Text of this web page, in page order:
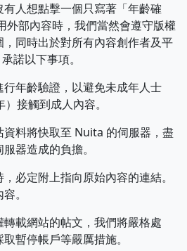
人想點擊一個只寫著「年齡確
外部內容時，我們當然會遵守版權
同時出於對所有內容創作者及平
諾以下事項。
年齡驗證，以避免未成年人士
）接觸到成人內容。
料將快取至 Nuita 的伺服器，盡
器造成的負擔。
必定附上指向原始內容的連結。
。
載網站的帖文，我們將嚴格處
暫停帳戶等嚴厲措施。